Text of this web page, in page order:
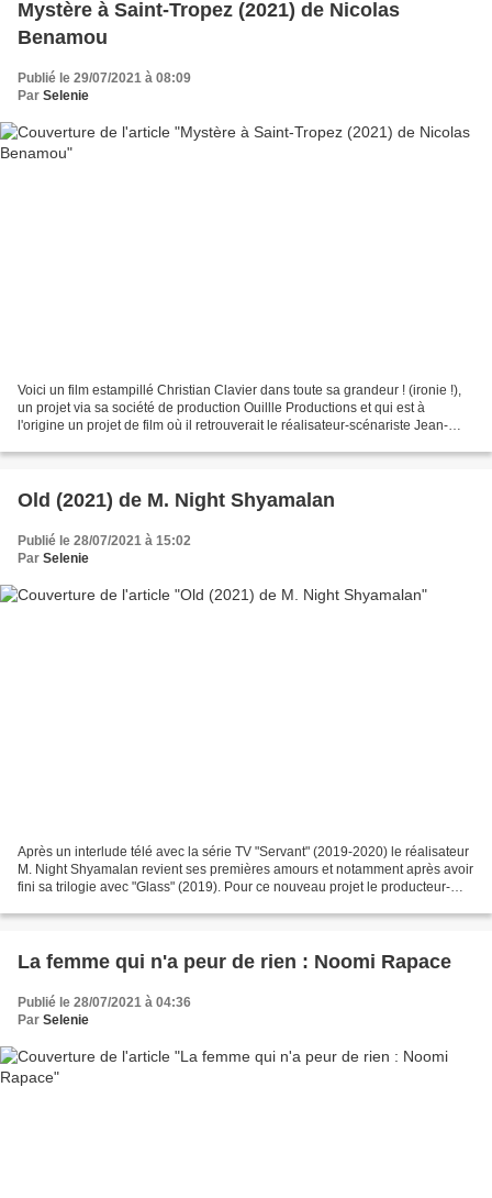
Mystère à Saint-Tropez (2021) de Nicolas
Benamou
Publié le 29/07/2021 à 08:09
Par Selenie
Voici un film estampillé Christian Clavier dans toute sa grandeur ! (ironie !),
un projet via sa société de production Ouillle Productions et qui est à
l'origine un projet de film où il retrouverait le réalisateur-scénariste Jean-
Old (2021) de M. Night Shyamalan
Publié le 28/07/2021 à 15:02
Par Selenie
Après un interlude télé avec la série TV "Servant" (2019-2020) le réalisateur
M. Night Shyamalan revient ses premières amours et notamment après avoir
fini sa trilogie avec "Glass" (2019). Pour ce nouveau projet le producteur-
La femme qui n'a peur de rien : Noomi Rapace
Publié le 28/07/2021 à 04:36
Par Selenie